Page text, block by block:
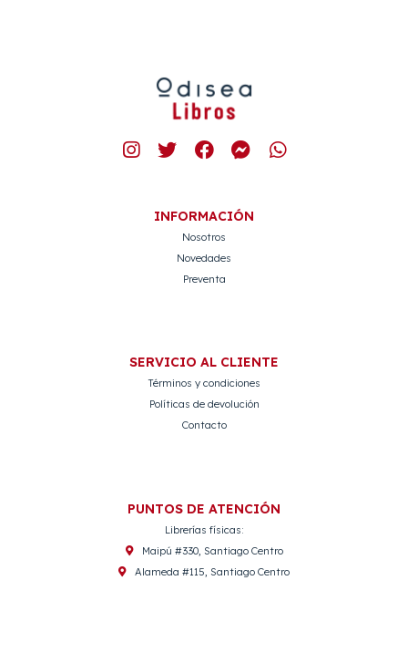
INFORMACIÓN
Nosotros
Novedades
Preventa
SERVICIO AL CLIENTE
Términos y condiciones
Políticas de devolución
Contacto
PUNTOS DE ATENCIÓN
Librerías físicas:
Maipú #330, Santiago Centro
Alameda #115, Santiago Centro